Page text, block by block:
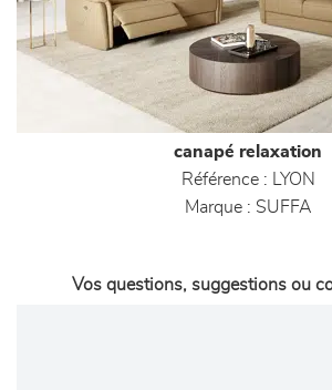
canapé relaxation
Référence : LYON
Marque : SUFFA
Vos questions, suggestions ou